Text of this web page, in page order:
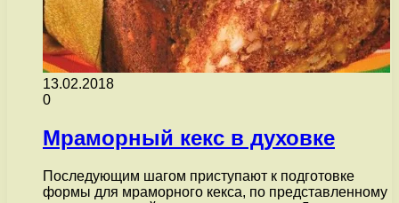
13.02.2018
0
Мраморный кекс в духовке
Последующим шагом приступают к подготовке
формы для мраморного кекса, по представленному